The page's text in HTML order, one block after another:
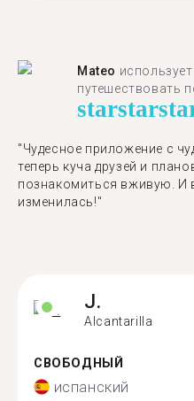
Mateo
путешествовать
starstar
"Чудесное приложение с
теперь куча друзей и
познакомиться вживую. И
изменилась!"
J.
Alcantarilla
СВОБОДНЫЙ
испанский